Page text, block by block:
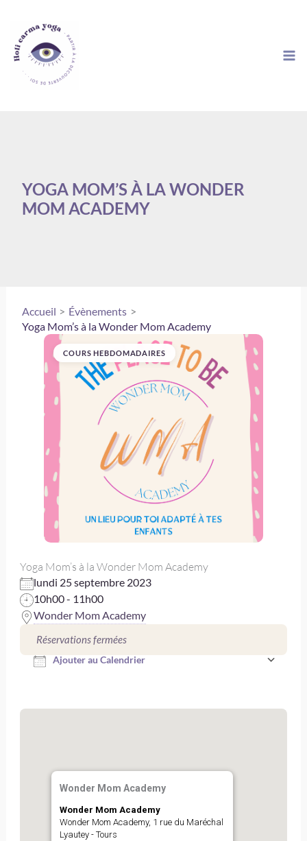
contenu
YOGA MOM’S À LA WONDER
MOM ACADEMY
Accueil
Évènements
Yoga Mom’s à la Wonder Mom Academy
COURS HEBDOMADAIRES
Yoga Mom’s à la Wonder Mom Academy
lundi 25 septembre 2023
10h00 - 11h00
Wonder Mom Academy
Réservations fermées
Ajouter au Calendrier
Télécharger ICS
Wonder Mom Academy
Wonder Mom Academy
Wonder Mom Academy, 1 rue du Maréchal
Lyautey - Tours